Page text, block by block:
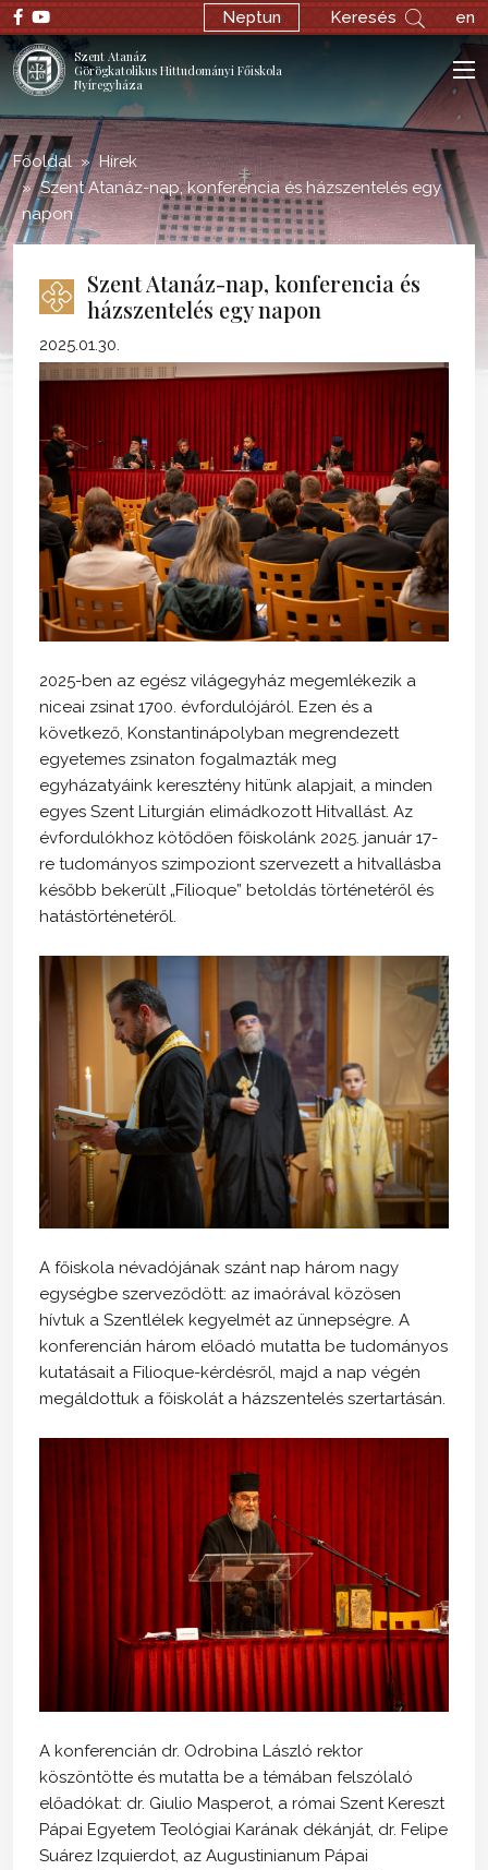
; Neptun Keresés en
Szent Atanáz
Görögkatolikus Hittudományi Főiskola
Nyíregyháza
Főoldal
Hírek
Szent Atanáz-nap, konferencia és házszentelés egy
napon
Szent Atanáz-nap, konferencia és
házszentelés egy napon
2025.01.30.
2025-ben az egész világegyház megemlékezik a
niceai zsinat 1700. évfordulójáról. Ezen és a
következő, Konstantinápolyban megrendezett
egyetemes zsinaton fogalmazták meg
egyházatyáink keresztény hitünk alapjait, a minden
egyes Szent Liturgián elimádkozott Hitvallást. Az
évfordulókhoz kötődően főiskolánk 2025. január 17-
re tudományos szimpoziont szervezett a hitvallásba
később bekerült „Filioque” betoldás történetéről és
hatástörténetéről.
A főiskola névadójának szánt nap három nagy
egységbe szerveződött: az imaórával közösen
hívtuk a Szentlélek kegyelmét az ünnepségre. A
konferencián három előadó mutatta be tudományos
kutatásait a Filioque-kérdésről, majd a nap végén
megáldottuk a főiskolát a házszentelés szertartásán.
A konferencián dr. Odrobina László rektor
köszöntötte és mutatta be a témában felszólaló
előadókat: dr. Giulio Masperot, a római Szent Kereszt
Pápai Egyetem Teológiai Karának dékánját, dr. Felipe
Suárez Izquierdot, az Augustinianum Pápai